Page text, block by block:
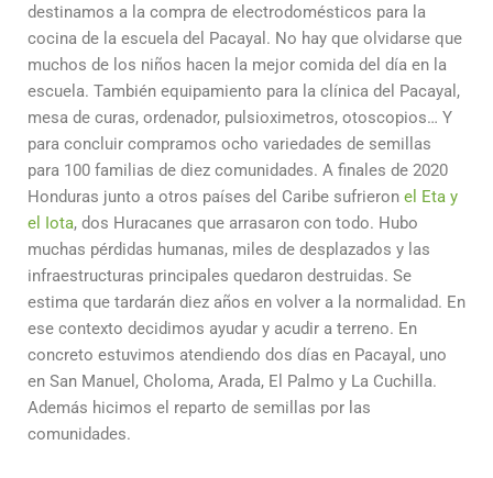
destinamos a la compra de electrodomésticos para la
cocina de la escuela del Pacayal. No hay que olvidarse que
muchos de los niños hacen la mejor comida del día en la
escuela. También equipamiento para la clínica del Pacayal,
mesa de curas, ordenador, pulsioximetros, otoscopios… Y
para concluir compramos ocho variedades de semillas
para 100 familias de diez comunidades. A finales de 2020
Honduras junto a otros países del Caribe sufrieron el Eta y
el Iota, dos Huracanes que arrasaron con todo. Hubo
muchas pérdidas humanas, miles de desplazados y las
infraestructuras principales quedaron destruidas. Se
estima que tardarán diez años en volver a la normalidad. En
ese contexto decidimos ayudar y acudir a terreno. En
concreto estuvimos atendiendo dos días en Pacayal, uno
en San Manuel, Choloma, Arada, El Palmo y La Cuchilla.
Además hicimos el reparto de semillas por las
comunidades.